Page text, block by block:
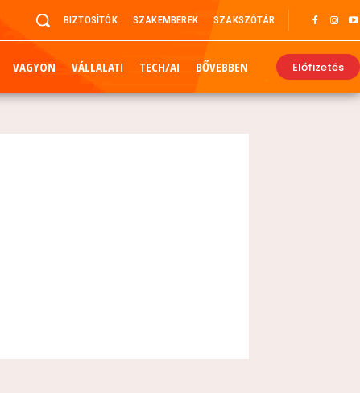
BIZTOSÍTÓK SZAKEMBEREK SZAKSZÓTÁR
VAGYON VÁLLALATI TECH/AI BŐVEBBEN Előfizetés